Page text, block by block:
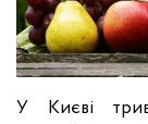
У Києві